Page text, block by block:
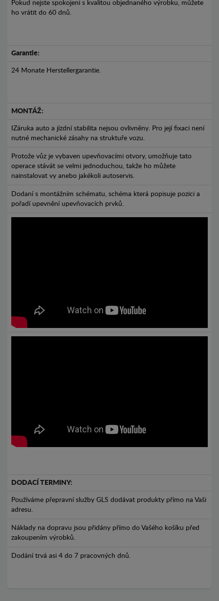
Pokud nejste spokojeni s kvalitou objednaného výrobku, můžete
ho vrátit do 60 dnů.
Garantie:
24 Monate Herstellergarantie.
MONTÁŽ:
IZáruka auto a jízdní stabilita nejsou ovlivněny. Pro její fixaci není
nutné mechanické zásahy na struktuře vozu.
Protože vůz je vybaven upevňovacími otvory, umožňuje tato
operace stávát se velmi jednoduchou, takže ho můžete
nainstalovat vy anebo jakékoli autoservis.
Dodaní s montážním schématu, schéma která popisuje pozici a
pořadí upevnění upevňovacích prvků.
DODACÍ TERMINY:
Používáme přepravní služby GLS dodávat produkty přímo na Vaši
adresu.
Náklady na dopravu jsou přidány přímo do Vašého košíku před
zakoupením výrobků.
Dodání trvá asi 4 do 7 pracovných dnů.